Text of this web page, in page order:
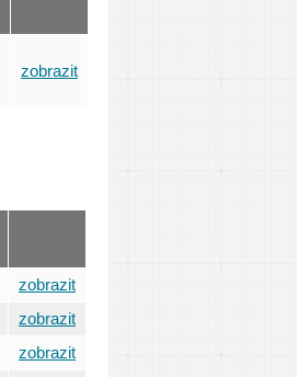
zobrazit
zobrazit
zobrazit
zobrazit